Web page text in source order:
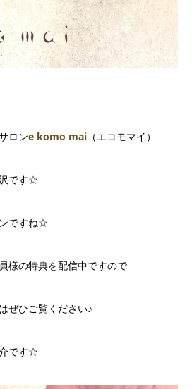
ロンe komo mai （エコモマイ）
です☆
ですね☆
様の特典を配信中ですので
ぜひご覧ください♪
です☆